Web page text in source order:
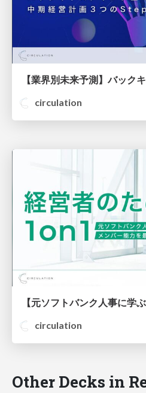
circulation
circulation
Other Decks in